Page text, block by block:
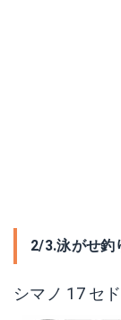
2/3.泳がせ釣
シマノ 17 セ